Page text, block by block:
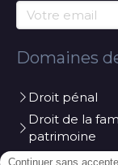
Votre email
Domaines
Droit pénal
Droit de la
patrimoine